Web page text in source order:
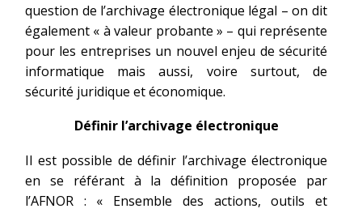
question de l’archivage électronique légal – on dit
également « à valeur probante » – qui représente
pour les entreprises un nouvel enjeu de sécurité
informatique mais aussi, voire surtout, de
sécurité juridique et économique.
Définir l’archivage électronique
Il est possible de définir l’archivage électronique
en se référant à la définition proposée par
l’AFNOR : « Ensemble des actions, outils et